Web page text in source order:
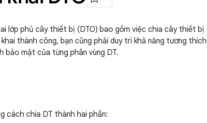
lớp phủ cây thiết bị (DTO) bao gồm việc chia cây thiết bị
khai thành công, bạn cũng phải duy trì khả năng tương
bảo mật của từng phân vùng DT.
cách chia DT thành hai phần: